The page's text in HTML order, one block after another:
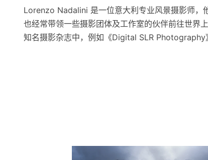
Lorenzo Nadalini 是一位意大利专业风景摄影师，
也经常带领一些摄影团体及工作室的伙伴前往世界
知名摄影杂志中，例如《Digital SLR